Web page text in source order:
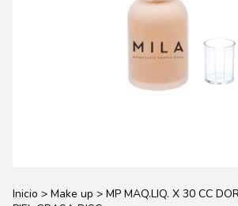
Inicio > Make up > MP MAQ.LIQ. X 30 CC